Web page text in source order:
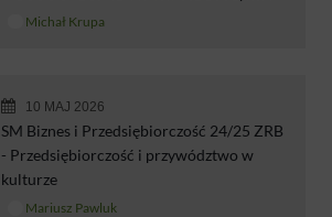
Michał Krupa
10 MAJ 2026
SM Biznes i Przedsiębiorczość 24/25 ZRB
- Przedsiębiorczość i przywództwo w
kulturze
Mariusz Pawluk